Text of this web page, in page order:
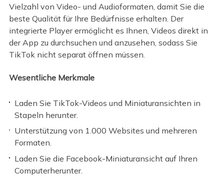
Vielzahl von Video- und Audioformaten, damit Sie die
beste Qualität für Ihre Bedürfnisse erhalten. Der
integrierte Player ermöglicht es Ihnen, Videos direkt in
der App zu durchsuchen und anzusehen, sodass Sie
TikTok nicht separat öffnen müssen.
Wesentliche Merkmale
Laden Sie TikTok-Videos und Miniaturansichten in
Stapeln herunter.
Unterstützung von 1.000 Websites und mehreren
Formaten.
Laden Sie die Facebook-Miniaturansicht auf Ihren
Computerherunter.